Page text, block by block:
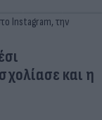
και η